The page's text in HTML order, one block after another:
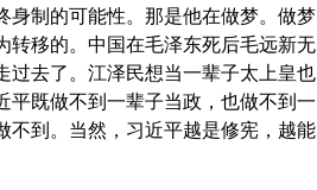
身制的可能性。那是他在做梦。做梦
转移的。中国在毛泽东死后毛远新无
过去了。江泽民想当一辈子太上皇也
既做不到一辈子当政，也做不到一
不到。当然，习近平越是修宪，越能